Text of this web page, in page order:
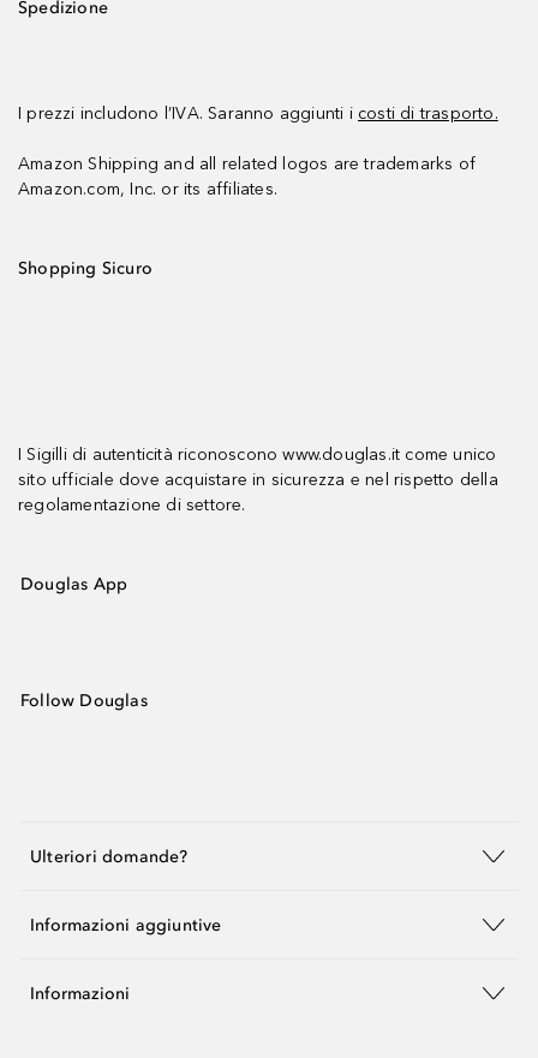
Spedizione
I prezzi includono l’IVA. Saranno aggiunti i costi di trasporto.
Amazon Shipping and all related logos are trademarks of
Amazon.com, Inc. or its affiliates.
Shopping Sicuro
I Sigilli di autenticità riconoscono www.douglas.it come unico
sito ufficiale dove acquistare in sicurezza e nel rispetto della
regolamentazione di settore.
Douglas App
Follow Douglas
Ulteriori domande?
Informazioni aggiuntive
Informazioni